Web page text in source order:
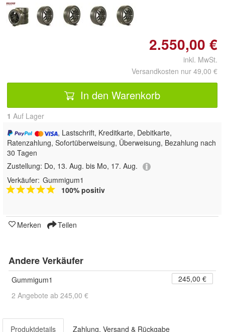
2.550,00 €
inkl. MwSt.
Versandkosten nur 49,00 €
In den Warenkorb
1 Auf Lager
, Lastschrift, Kreditkarte, Debitkarte,
Ratenzahlung, Sofortüberweisung, Überweisung, Bezahlung nach
30 Tagen
Zustellung: Do, 13. Aug. bis Mo, 17. Aug.
Verkäufer: Gummigum1
100% positiv
Merken Teilen
Andere Verkäufer
Gummigum1
245,00 €
2 Angebote ab 245,00 €
Produktdetails Zahlung, Versand & Rückgabe